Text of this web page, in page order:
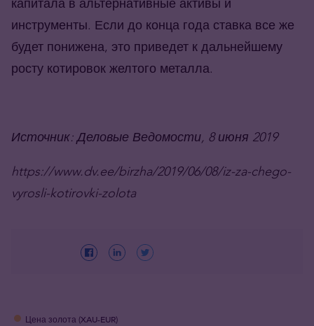
капитала в альтернативные активы и
инструменты. Если до конца года ставка все же
будет понижена, это приведет к дальнейшему
росту котировок желтого металла.
Источник: Деловые Ведомости, 8 июня 2019
https://www.dv.ee/birzha/2019/06/08/iz-za-chego-
vyrosli-kotirovki-zolota
Цена золота (XAU-EUR)